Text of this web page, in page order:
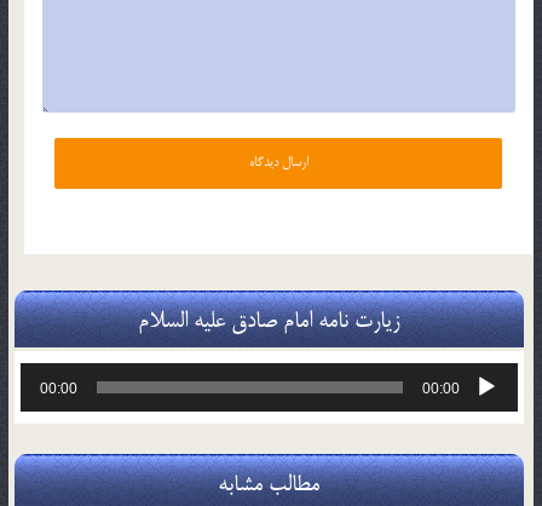
زیارت نامه امام صادق علیه السلام
پخش‌کننده
00:00
00:00
مطالب مشابه